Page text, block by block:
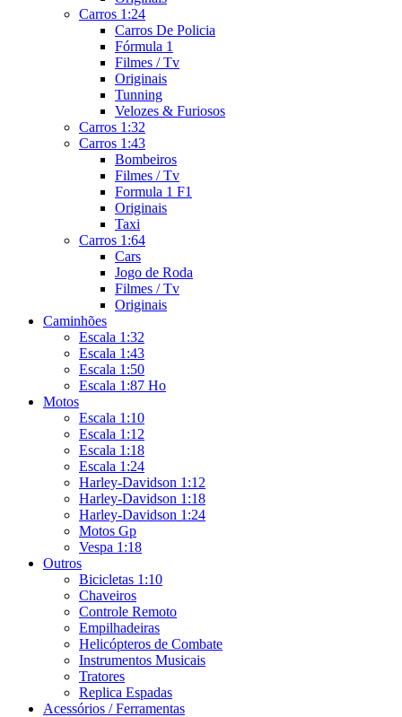
Carros 1:24
Carros De Policia
Fórmula 1
Filmes / Tv
Originais
Tunning
Velozes & Furiosos
Carros 1:32
Carros 1:43
Bombeiros
Filmes / Tv
Formula 1 F1
Originais
Taxi
Carros 1:64
Cars
Jogo de Roda
Filmes / Tv
Originais
Caminhões
Escala 1:32
Escala 1:43
Escala 1:50
Escala 1:87 Ho
Motos
Escala 1:10
Escala 1:12
Escala 1:18
Escala 1:24
Harley-Davidson 1:12
Harley-Davidson 1:18
Harley-Davidson 1:24
Motos Gp
Vespa 1:18
Outros
Bicicletas 1:10
Chaveiros
Controle Remoto
Empilhadeiras
Helicópteros de Combate
Instrumentos Musicais
Tratores
Replica Espadas
Acessórios / Ferramentas